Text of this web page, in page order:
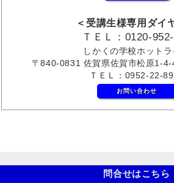
＜受講生様専用ダイ
ＴＥＬ：0120-
しかくの学校ホットラ
〒840-0831 佐賀県佐賀市松原1-
ＴＥＬ：0952-22-
お問い合わせ
問合せはこちら